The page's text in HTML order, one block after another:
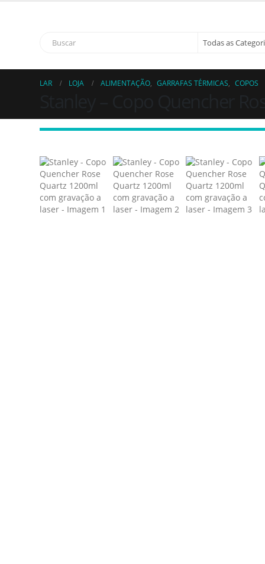
LAR LOJA ALIMENTAÇÃO, GARRAFAS TÉRMICAS, COPOS